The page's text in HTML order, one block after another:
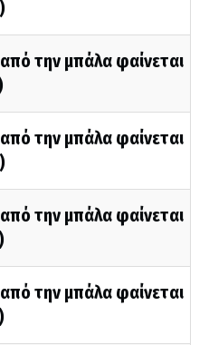
την μπάλα φαίνεται
την μπάλα φαίνεται
την μπάλα φαίνεται
την μπάλα φαίνεται